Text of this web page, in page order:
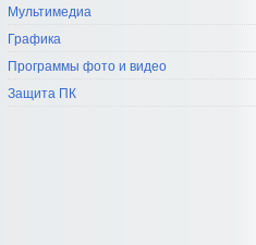
Мультимедиа
Графика
Программы фото и видео
Защита ПК